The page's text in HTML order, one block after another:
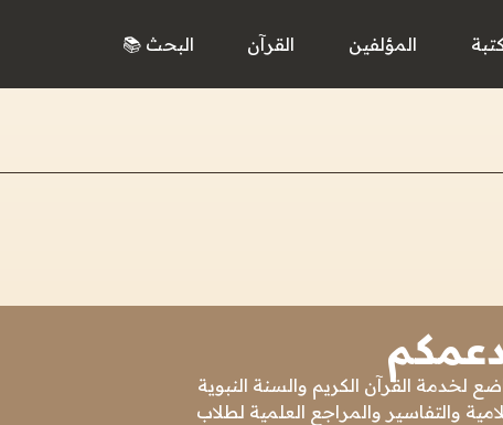
المؤلفين القرآن البحث 📚
لخدمة القرآن الكريم والسنة النبوية
والتفاسير والمراجع العلمية لطلاب